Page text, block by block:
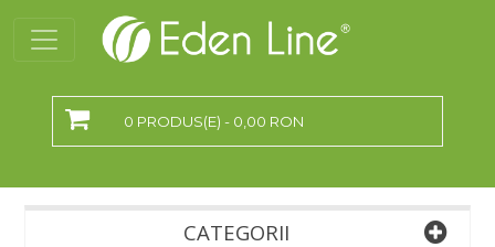
0 PRODUS(E) - 0,00 RON
CATEGORII